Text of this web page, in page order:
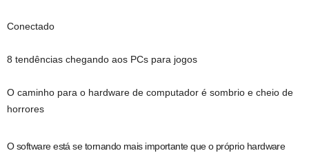
Conectado
8 tendências chegando aos PCs para jogos
O caminho para o hardware de computador é sombrio e cheio de
horrores
O software está se tornando mais importante que o próprio hardware